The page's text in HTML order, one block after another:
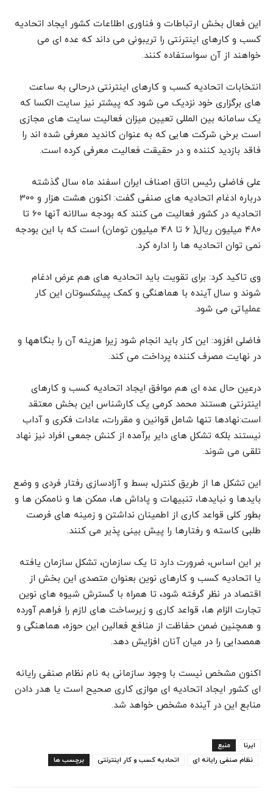
این فعال بخش ارتباطات و فناوری اطلاعات کشور ایجاد اتحادیه
کسب و کارهای اینترنتی را تریبونی می داند که عده ای می
خواهند از آن سواستفاده کنند.
انتخابات اتحادیه کسب و کارهای اینترنتی درحالی به ساعت
های برگزاری خود نزدیک می شود که پیشتر نیز سایت الکسا که
یک سامانه بین المللی تعیین میزان فعالیت سایت های مجازی
است برخی شرکت هایی که به عنوان کاندید معرفی شده اند را
فاقد بازدید کننده و در حقیقت فعالیت معرفی کرده است.
علی فاضلی رئیس اتاق اصناف ایران اسفند ماه سال گذشته
درباره ادغام اتحادیه های صنفی گفت: اکنون هشت هزار و 300
اتحادیه در کشور فعالیت می کنند که بودجه سالانه آنها 60 تا
480 میلیون ریال( 6 تا 48 میلیون تومان) است که با این بودجه
نمی توان اتحادیه ها را اداره کرد.
وی تاکید کرد: برای تقویت باید اتحادیه های هم عرض ادغام
شوند و سال آینده با هماهنگی و کمک پیشکسوتان این کار
عملیاتی می شود.
فاضلی افزود: این کار باید انجام شود زیرا هزینه آن را بنگاهها و
در نهایت مصرف کننده پرداخت می کند.
درعین حال عده ای هم موافق ایجاد اتحادیه کسب و کارهای
اینترنتی هستند محمد کرمی یک کارشناس این بخش معتقد
است:نهادها تنها شامل قوانین و مقررات، عادات فکری و آداب
نیستند بلکه تشکل های دایر برآمده از کنش جمعی افراد نیز نهاد
تلقی می شوند.
این تشکل ها از طریق کنترل، بسط و آزادسازی رفتار فردی و وضع
بایدها و نبایدها، تنبیهات و پاداش ها، ممکن ها و ناممکن ها و
بطور کلی قواعد کاری از اطمینان نداشتن و زمینه های فرصت
طلبی کاسته و رفتارها را پیش بینی پذیر می کنند.
بر این اساس، ضرورت دارد تا یک سازمان، تشکل سازمان یافته
یا اتحادیه کسب و کارهای نوین بعنوان متصدی این بخش از
اقتصاد در نظر گرفته شود، تا همراه با گسترش شیوه های نوین
تجارت الزام ها، قواعد کاری و زیرساخت های لازم را فراهم آورده
و همچنین ضمن حفاظت از منافع فعالین این حوزه، هماهنگی و
همصدایی را در میان آنان افزایش دهد.
اکنون مشخص نیست با وجود سازمانی به نام نظام صنفی رایانه
ای کشور ایجاد اتحادیه ای موازی کاری صحیح است یا هدر دادن
منابع این در آینده مشخص خواهد شد.
منبع
ایرنا
برچسب ها
اتحادیه کسب و کار اینترنتی نظام صنفی رایانه ای